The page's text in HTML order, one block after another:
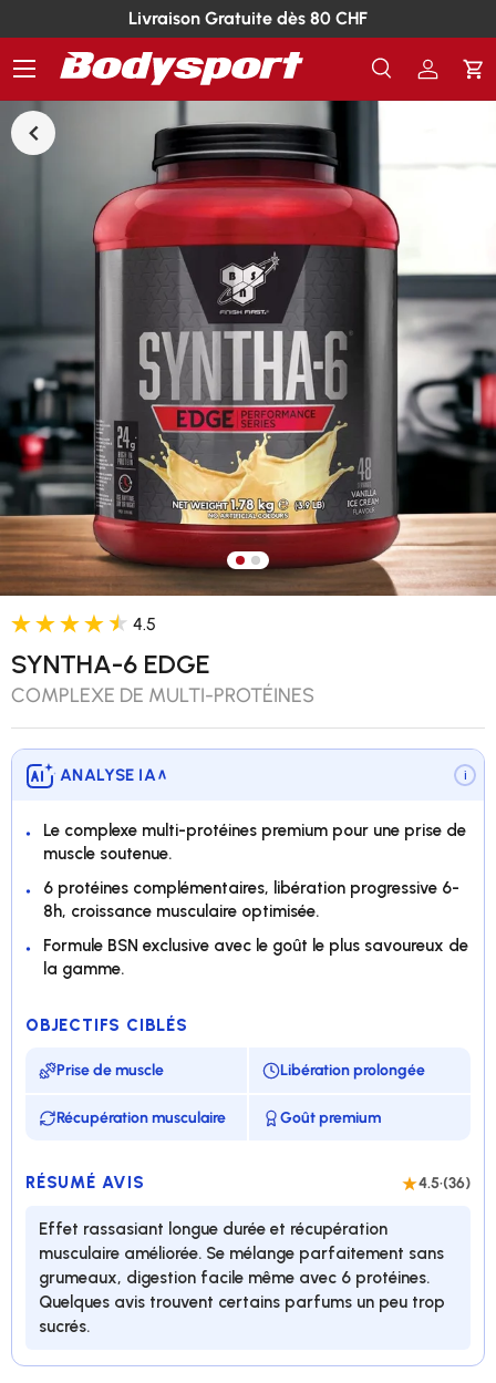
Livraison Gratuite dès 80 CHF
Recherche
Rechercher
Recherche
Se
Menu
Charger l’image 1 dans la
Charger l’image 2 dans la
4.5
SYNTHA-6 EDGE
COMPLEXE DE MULTI-PROTÉINES
ANALYSE IA ∨ i
Le complexe multi-protéines premium pour une prise de
muscle soutenue.
6 protéines complémentaires, libération progressive 6-
8h, croissance musculaire optimisée.
Formule BSN exclusive avec le goût le plus savoureux de
la gamme.
OBJECTIFS CIBLÉS
Prise de muscle Libération prolongée
Récupération musculaire Goût premium
RÉSUMÉ AVIS 4.5·(36)
Effet rassasiant longue durée et récupération
musculaire améliorée. Se mélange parfaitement sans
grumeaux, digestion facile même avec 6 protéines.
Quelques avis trouvent certains parfums un peu trop
sucrés.